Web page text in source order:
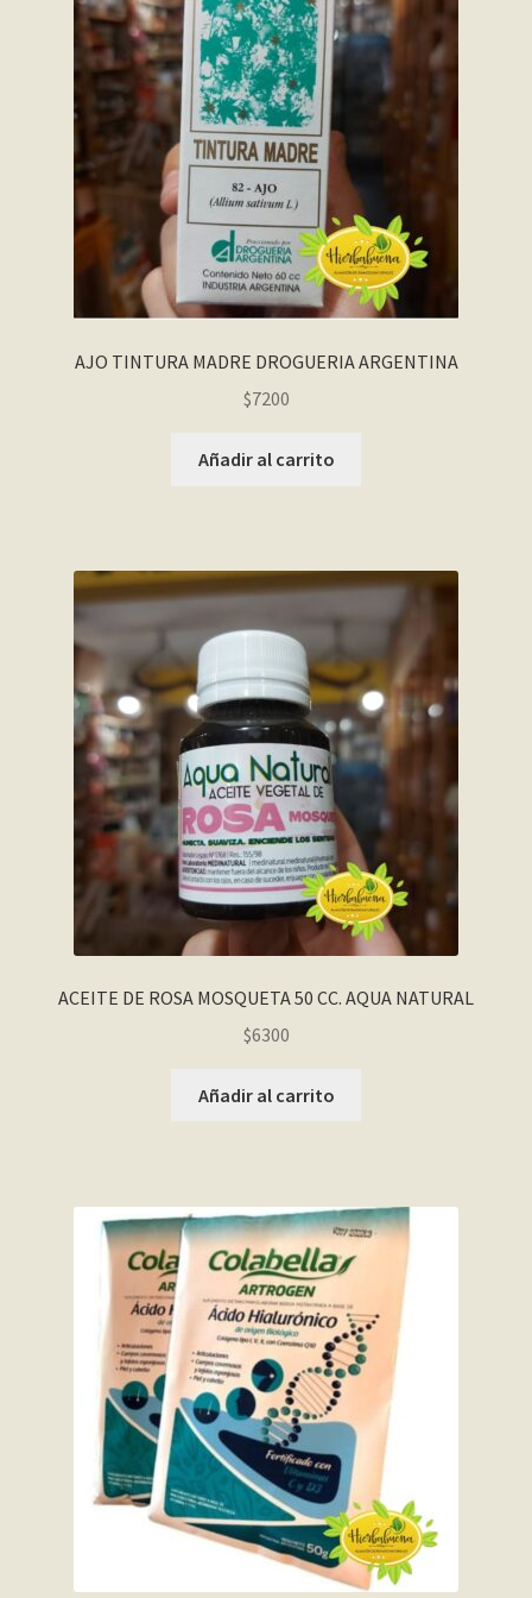
My account
Página de ejemplo
Privacy Policy
Sample Page
TiendaAJO TINTURA MADRE DROGUERIA ARGENTINA
$7200
Añadir al carrito
ACEITE DE ROSA MOSQUETA 50 CC. AQUA NATURAL
$6300
Añadir al carrito